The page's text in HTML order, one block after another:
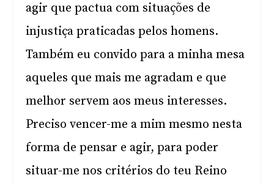
agir que pactua com situações de
injustiça praticadas pelos homens.
Também eu convido para a minha mesa
aqueles que mais me agradam e que
melhor servem aos meus interesses.
Preciso vencer-me a mim mesmo nesta
forma de pensar e agir, para poder
situar-me nos critérios do teu Reino